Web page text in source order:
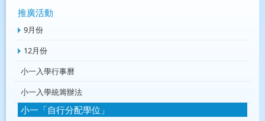
推廣活動
9月份
12月份
小一入學行事曆
小一入學統籌辦法
小一「自行分配學位」